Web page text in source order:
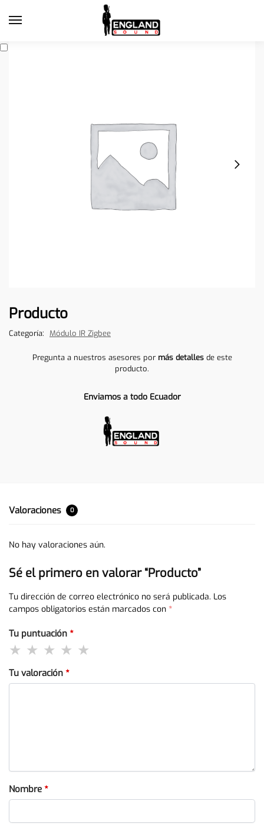
Producto
Categoría: Módulo IR Zigbee
Pregunta a nuestros asesores por más detallesde este
producto.
Enviamos a todo Ecuador
Valoraciones 0
No hay valoraciones aún.
Sé el primero en valorar “Producto”
Tu dirección de correo electrónico no será publicada. Los
campos obligatorios están marcados con *
Tu puntuación *
Tu valoración *
Nombre *